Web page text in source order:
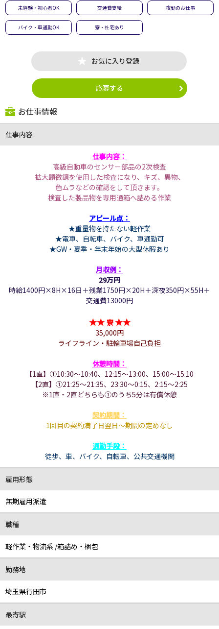
未経験・初心者OK 交通費支給 夜勤のお仕事
バイク・車通勤OK 寮・社宅あり
お気に入り登録
応募する
お仕事情報
仕事内容
仕事内容：
高級自動車のセンサー部品の2次検査
拡大顕微鏡を使用した検査になり、キズ、異物、
色ムラなどの確認をして頂きます。
検査した製品物を専用通箱へ詰める作業
アピール点：
★重量物を持たない軽作業
★電車、自転車、バイク、車通勤可
★GW・夏季・年末年始の大型休暇あり
月収例：
29万円
時給1400円×8H×16日＋残業1750円×20H＋深夜350円×55H＋
交通費13000円
★★ 寮★★
35,000円
ライフライン・駐輪車場自己負担
休憩時間：
【1直】①10:30～10:40、 12:15～13:00、 15:00～15:10
【2直】①21:25～21:35、 23:30～0:15、 2:15～2:25
※1直・2直どちらも①のうち5分は有償休憩
契約期間：
1回目の契約満了日翌日～期間の定めなし
通勤手段：
徒歩、 車、バイク、自転車、 公共交通機関
雇用形態
無期雇用派遣
職種
軽作業・物流系 /箱詰め・梱包
勤務地
埼玉県行田市
最寄駅